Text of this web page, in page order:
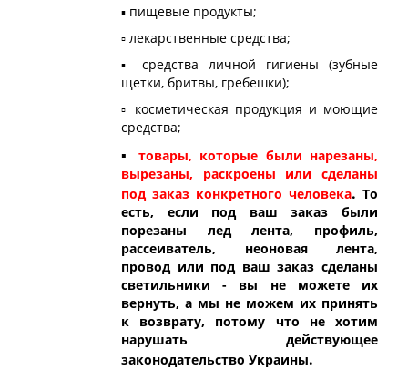
▪️ пищевые продукты;
▫️ лекарственные средства;
▪️ средства личной гигиены (зубные
щетки, бритвы, гребешки);
▫️ косметическая продукция и моющие
средства;
▪️ товары, которые были нарезаны,
вырезаны, раскроены или сделаны
под заказ конкретного человека. То
есть, если под ваш заказ были
порезаны лед лента, профиль,
рассеиватель, неоновая лента,
провод или под ваш заказ сделаны
светильники - вы не можете их
вернуть, а мы не можем их принять
к возврату, потому что не хотим
нарушать действующее
законодательство Украины.